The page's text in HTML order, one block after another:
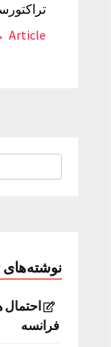
Article →
نوشته‌های
فرانسه